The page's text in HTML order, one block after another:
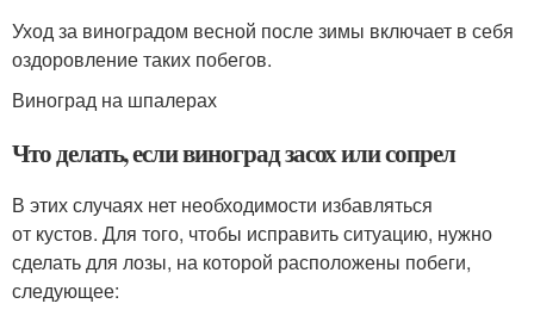
Уход за виноградом весной после зимы включает в себя
оздоровление таких побегов.
Виноград на шпалерах
Что делать, если виноград засох или сопрел
В этих случаях нет необходимости избавляться
от кустов. Для того, чтобы исправить ситуацию, нужно
сделать для лозы, на которой расположены побеги,
следующее: